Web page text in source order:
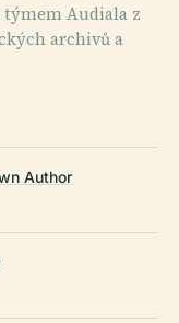
týmem Audiala z
archivů a
Author